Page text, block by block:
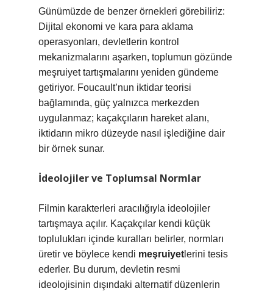
Günümüzde de benzer örnekleri görebiliriz:
Dijital ekonomi ve kara para aklama
operasyonları, devletlerin kontrol
mekanizmalarını aşarken, toplumun gözünde
meşruiyet tartışmalarını yeniden gündeme
getiriyor. Foucault’nun iktidar teorisi
bağlamında, güç yalnızca merkezden
uygulanmaz; kaçakçıların hareket alanı,
iktidarın mikro düzeyde nasıl işlediğine dair
bir örnek sunar.
İdeolojiler ve Toplumsal Normlar
Filmin karakterleri aracılığıyla ideolojiler
tartışmaya açılır. Kaçakçılar kendi küçük
toplulukları içinde kuralları belirler, normları
üretir ve böylece kendi meşruiyet lerini tesis
ederler. Bu durum, devletin resmi
ideolojisinin dışındaki alternatif düzenlerin